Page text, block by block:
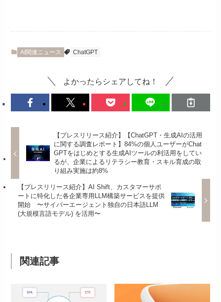
AI関連ニュース ChatGPT
よかったらシェアしてね！
【プレスリリース紹介】【ChatGPT・生成AIの活用
に関する調査レポート】84%の個人ユーザーがChat
GPTをはじめとする生成AIツールの利活用をしてい
るが、企業によるリテラシー教育・スキル育成の取
り組み実施は約8%
【プレスリリース紹介】AI Shift、カスタマーサポ
ートに特化した各企業専用LLM構築サービスを提供
開始 〜サイバーエージェント独自の日本語LLM
(大規模言語モデル) を活用〜
関連記事